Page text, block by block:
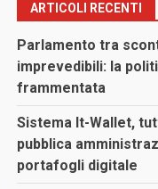
ARTICOLI RECENTI
Parlamento tra
imprevedibili: la
frammentata
Sistema It-Wallet,
pubblica
portafogli digitale